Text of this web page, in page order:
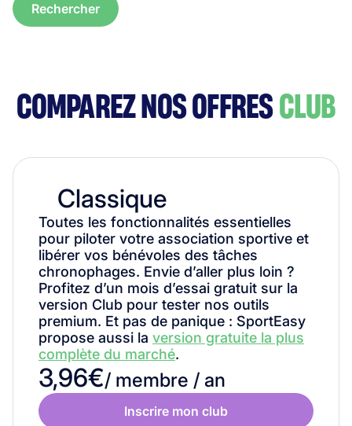
Rechercher
COMPAREZ NOS OFFRESCLUB
Classique
Toutes les fonctionnalités essentielles
pour piloter votre association sportive et
libérer vos bénévoles des tâches
chronophages. Envie d’aller plus loin ?
Profitez d’un mois d’essai gratuit sur la
version Club pour tester nos outils
premium. Et pas de panique : SportEasy
propose aussi la version gratuite la plus
complète du marché.
3,96€/ membre / an
Inscrire mon club